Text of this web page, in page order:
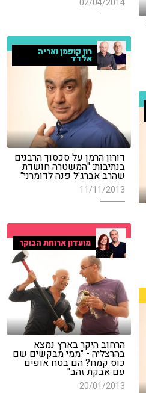
02/04/2014
רון קופמן ואריה
אלדד
דורון הרמן על סכסוך הרבנים
בנתיבות: "המשטרה חושדת
שהרב אברג'ל פנה לדומרני"
11/11/2013
מועדון ארוחת הבוקר
הרחוב היקר בארץ נמצא
בהרצליה - "ממי מבקשים שם
כוס קמח? הם בטח אופים
עם אבקת זהב"
20/01/2013